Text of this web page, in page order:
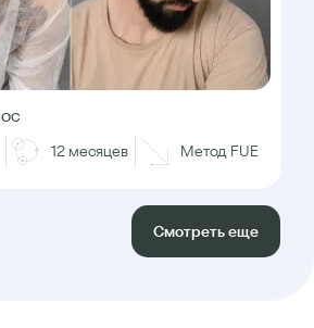
12 месяцев Метод FUE
Смотреть еще